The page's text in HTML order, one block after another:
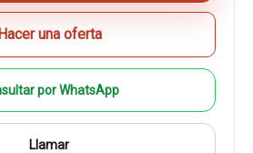
Hacer una oferta
por WhatsApp
Llamar